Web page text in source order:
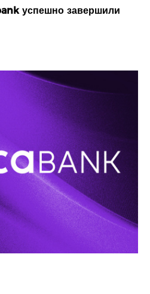
успешно завершили